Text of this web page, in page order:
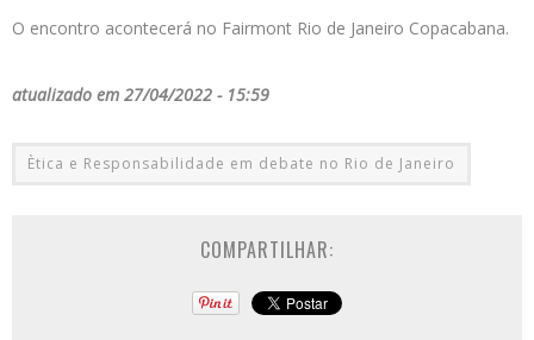
O encontro acontecerá no Fairmont Rio de Janeiro Copacabana.
atualizado em 27/04/2022 - 15:59
Ètica e Responsabilidade em debate no Rio de Janeiro
COMPARTILHAR: